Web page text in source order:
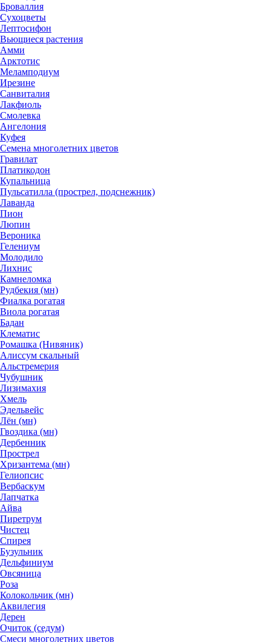
Броваллия
Сухоцветы
Лептосифон
Вьющиеся растения
Амми
Арктотис
Меламподиум
Ирезине
Санвиталия
Лакфиоль
Смолевка
Ангелония
Куфея
Семена многолетних цветов
Гравилат
Платикодон
Купальница
Пульсатилла (прострел, подснежник)
Лаванда
Пион
Люпин
Вероника
Гелениум
Молодило
Лихнис
Камнеломка
Рудбекия (мн)
Фиалка рогатая
Виола рогатая
Бадан
Клематис
Ромашка (Нивяник)
Алиссум скальный
Альстремерия
Чубушник
Лизимахия
Хмель
Эдельвейс
Лён (мн)
Гвоздика (мн)
Дербенник
Прострел
Хризантема (мн)
Гелиопсис
Вербаскум
Лапчатка
Айва
Пиретрум
Чистец
Спирея
Бузульник
Дельфиниум
Овсяница
Роза
Колокольчик (мн)
Аквилегия
Дерен
Очиток (седум)
Смеси многолетних цветов